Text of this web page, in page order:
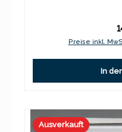
Preise inkl.
In
Ausverkauft